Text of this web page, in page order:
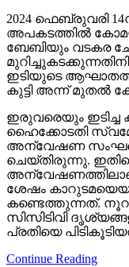
2024 ഫെബ്രുവരി
അപകടത്തില്‍
ബേബിയും വടകര
ഇടിയുടെ
കുട്ടി അന്ന് മുതല്‍
ഇരുവരെയും ഇടിച്ച
ഹൈക്കോടതി
അന്വേഷണ
ചെയ്തിരുന്നു.
ശേഷം
കണ്ടെത്തുന്നത്.
സിസിടിവി
പ്രതിയെ
Continue Reading